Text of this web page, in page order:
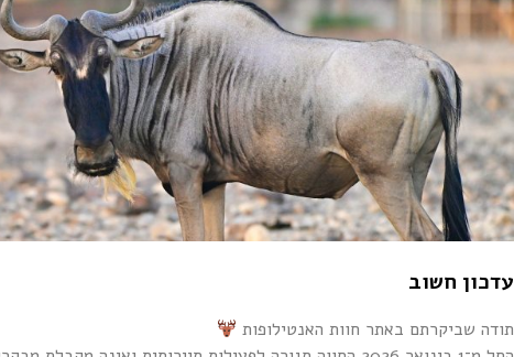
עדכון חשוב
תודה שביקרתם באתר חוות האנטילופות